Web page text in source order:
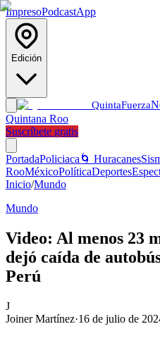
ImpresoPodcastApp
Edición
QuintaFuerza
Quintana Roo
Suscríbete gratis
PortadaPoliciaca 🌀 Huracanes
RooMéxicoPolíticaDeportes
Inicio/Mundo
Mundo
Video: Al menos 23
dejó caída de
Perú
J
Joiner Martínez·16 de julio de